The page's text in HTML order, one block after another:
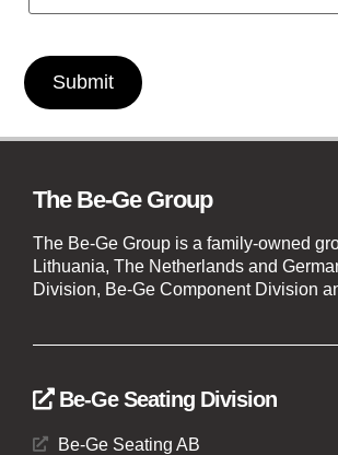
Submit
The Be-Ge Group
The Be-Ge Group is a family-owned
Lithuania, The Netherlands and
Division, Be-Ge Component Division
Be-Ge Seating Division
Be-Ge Seating AB